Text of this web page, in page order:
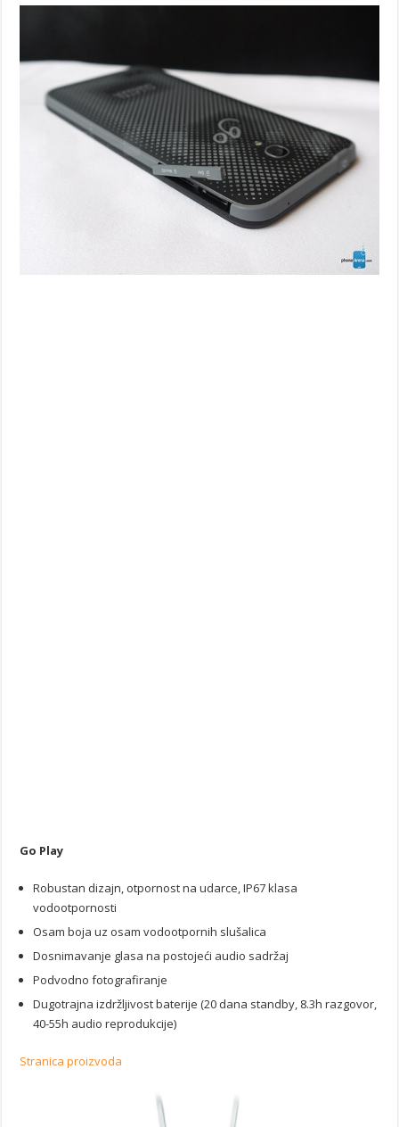
Go Play
Robustan dizajn, otpornost na udarce, IP67 klasa
vodootpornosti
Osam boja uz osam vodootpornih slušalica
Dosnimavanje glasa na postojeći audio sadržaj
Podvodno fotografiranje
Dugotrajna izdržljivost baterije (20 dana standby, 8.3h razgovor,
40-55h audio reprodukcije)
Stranica proizvoda